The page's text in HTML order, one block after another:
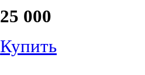
25 000
Купить